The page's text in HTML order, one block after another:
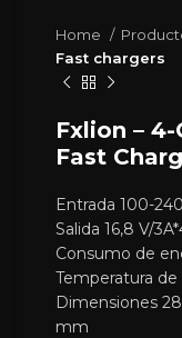
Home
Fast chargers
Fxlion –
Fast
Entrada 100-
Salida 16,8 V/
Consumo de
Temperatura de
Dimensiones
mm